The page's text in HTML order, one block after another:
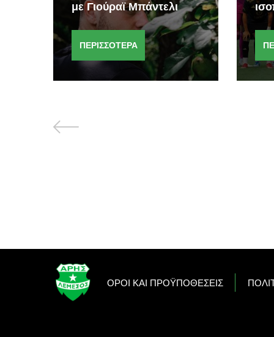
με Γιούραϊ Μπάντελι
ΠΕΡΙΣΣΟΤΕΡΑ
OΡΟΙ ΚΑΙ ΠΡΟΫΠΟΘΕΣΕΙΣ